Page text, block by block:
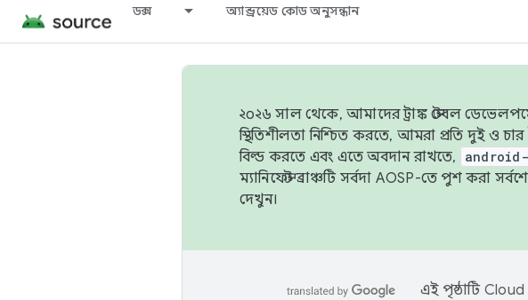
ডক্স অ্যান্ড্রয়েড কোড অনুসন্ধান
২০২৬ সাল থেকে, আমাদের ট্রাঙ্ক স্টেবল
স্থিতিশীলতা নিশ্চিত করতে, আমরা প্রতি দুই ও
বিল্ড করতে এবং এতে অবদান রাখতে,
ম্যানিফেস্ট ব্রাঞ্চটি সর্বদা AOSP-তে পুশ করা
দেখুন।
এই পৃষ্ঠাটি Cloud